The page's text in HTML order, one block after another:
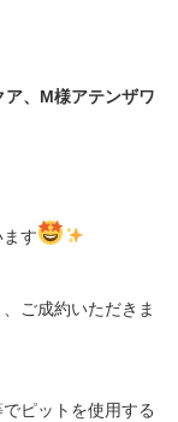
ア、M様アテンザワ
す
ご成約いただきま
ピットを使用する